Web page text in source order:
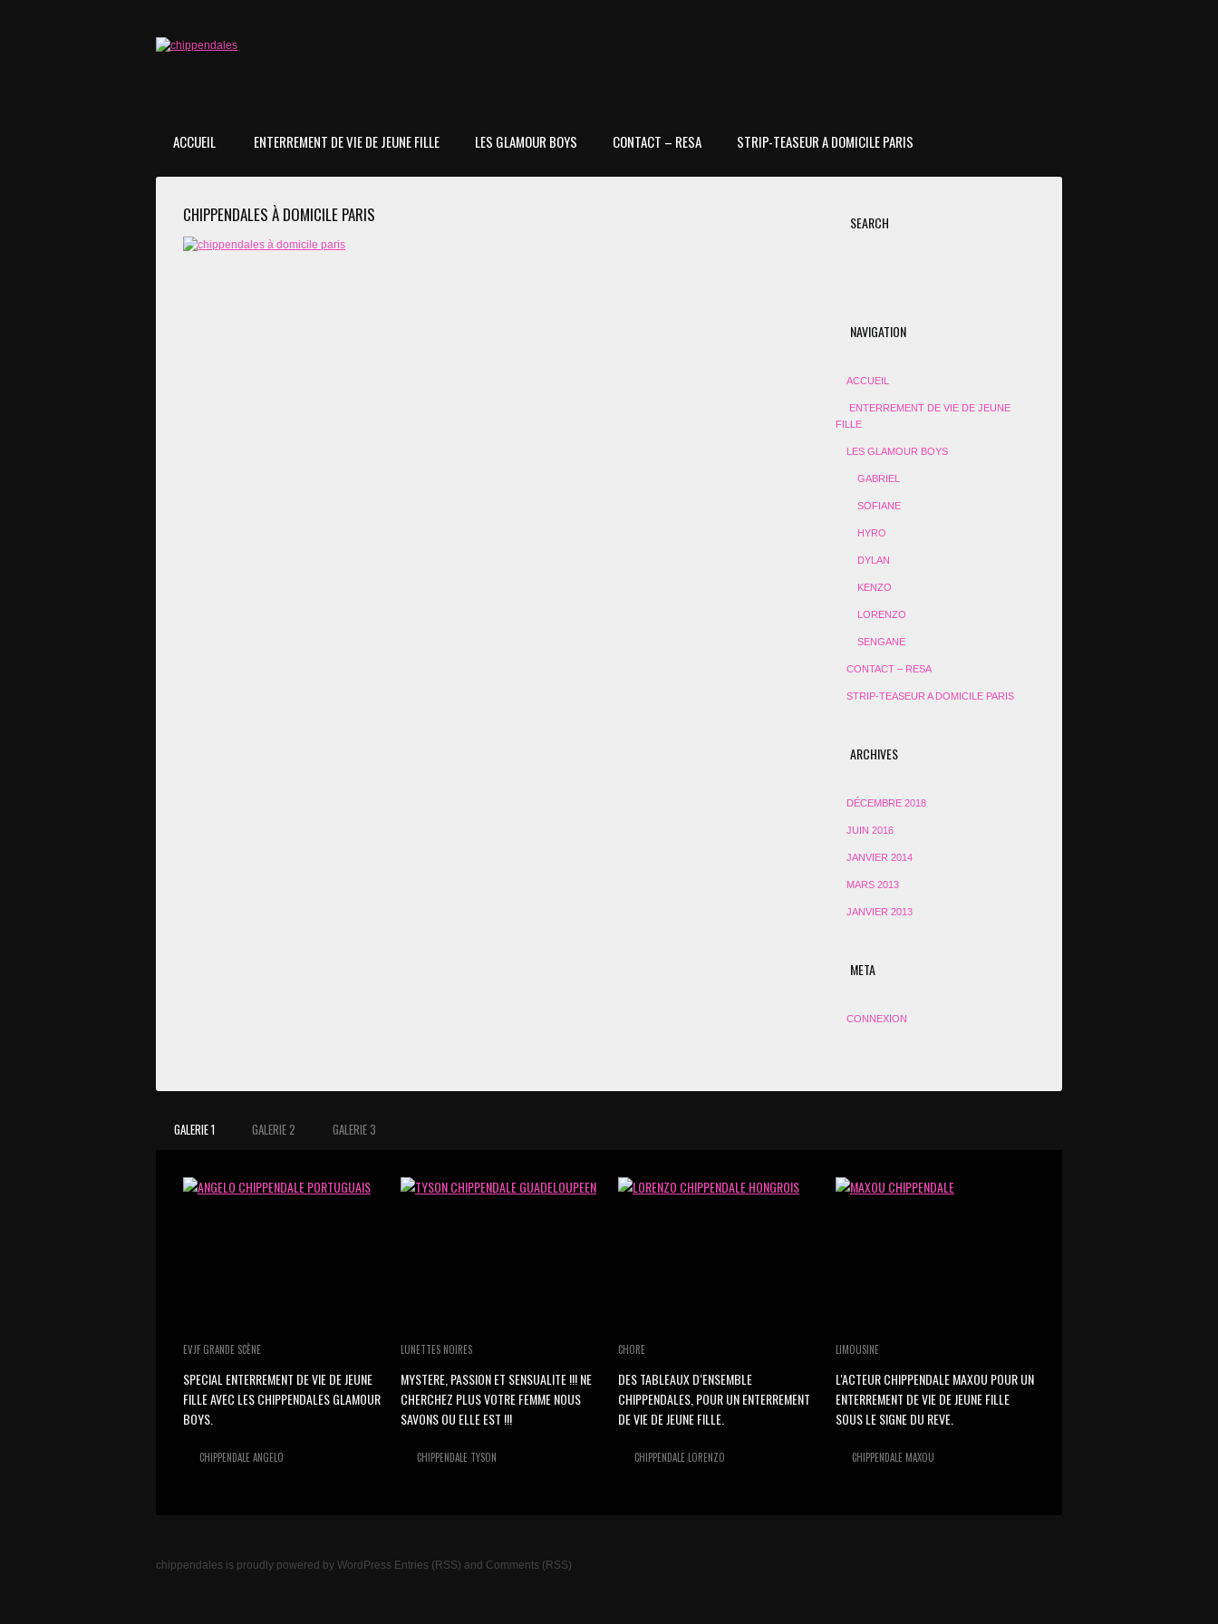
ACCUEIL ENTERREMENT DE VIE DE JEUNE FILLE LES GLAMOUR BOYS CONTACT – RESA STRIP-TEASEUR A DOMICILE PARIS
CHIPPENDALES À DOMICILE PARIS SEARCH
NAVIGATION
ACCUEIL
ENTERREMENT DE VIE DE JEUNE
FILLE
LES GLAMOUR BOYS
GABRIEL
SOFIANE
HYRO
DYLAN
KENZO
LORENZO
SENGANE
CONTACT – RESA
STRIP-TEASEUR A DOMICILE PARIS
ARCHIVES
DÉCEMBRE 2018
JUIN 2016
JANVIER 2014
MARS 2013
JANVIER 2013
META
CONNEXION
GALERIE 1 GALERIE 2 GALERIE 3
EVJF GRANDE SCÈNE
SPECIAL ENTERREMENT DE VIE DE JEUNE
FILLE AVEC LES CHIPPENDALES GLAMOUR
BOYS.
CHIPPENDALE ANGELO
LUNETTES NOIRES
MYSTERE, PASSION ET SENSUALITE !!! NE
CHERCHEZ PLUS VOTRE FEMME NOUS
SAVONS OU ELLE EST !!!
CHIPPENDALE TYSON
CHORE
DES TABLEAUX D‘ENSEMBLE
CHIPPENDALES, POUR UN ENTERREMENT
DE VIE DE JEUNE FILLE.
CHIPPENDALE LORENZO
LIMOUSINE
L'ACTEUR CHIPPENDALE MAXOU POUR UN
ENTERREMENT DE VIE DE JEUNE FILLE
SOUS LE SIGNE DU REVE.
CHIPPENDALE MAXOU
chippendales is proudly powered by WordPress Entries (RSS) and Comments (RSS)